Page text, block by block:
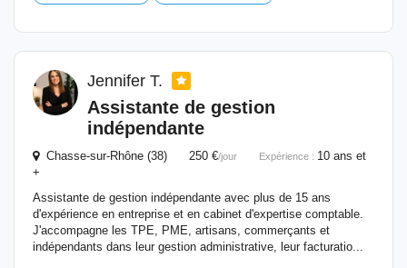
Jennifer T.
Assistante de gestion
indépendante
Chasse-sur-Rhône (38) 250 €/jour Expérience : 10 ans et
+
Assistante de gestion indépendante avec plus de 15 ans
d'expérience en entreprise et en cabinet d'expertise comptable.
J'accompagne les TPE, PME, artisans, commerçants et
indépendants dans leur gestion administrative, leur facturatio...